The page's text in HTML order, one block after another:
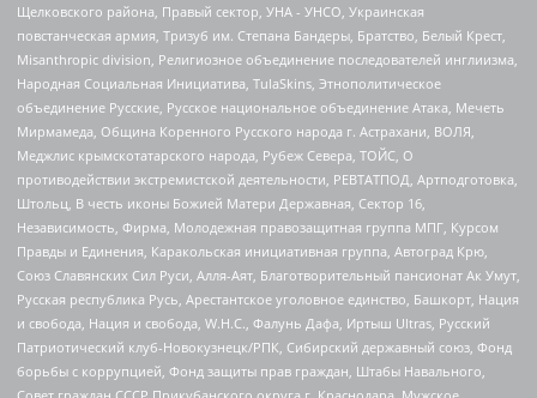
Щелковского района, Правый сектор, УНА - УНСО, Украинская
повстанческая армия, Тризуб им. Степана Бандеры, Братство, Белый Крест,
Misanthropic division, Религиозное объединение последователей инглиизма,
Народная Социальная Инициатива, TulaSkins, Этнополитическое
объединение Русские, Русское национальное объединение Атака, Мечеть
Мирмамеда, Община Коренного Русского народа г. Астрахани, ВОЛЯ,
Меджлис крымскотатарского народа, Рубеж Севера, ТОЙС, О
противодействии экстремистской деятельности, РЕВТАТПОД, Артподготовка,
Штольц, В честь иконы Божией Матери Державная, Сектор 16,
Независимость, Фирма, Молодежная правозащитная группа МПГ, Курсом
Правды и Единения, Каракольская инициативная группа, Автоград Крю,
Союз Славянских Сил Руси, Алля-Аят, Благотворительный пансионат Ак Умут,
Русская республика Русь, Арестантское уголовное единство, Башкорт, Нация
и свобода, Нация и свобода, W.H.С., Фалунь Дафа, Иртыш Ultras, Русский
Патриотический клуб-Новокузнецк/РПК, Сибирский державный союз, Фонд
борьбы с коррупцией, Фонд защиты прав граждан, Штабы Навального,